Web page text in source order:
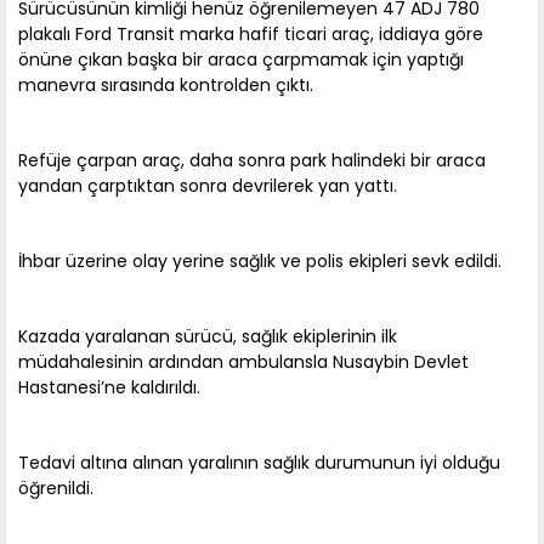
Sürücüsünün kimliği henüz öğrenilemeyen 47 ADJ 780
plakalı Ford Transit marka hafif ticari araç, iddiaya göre
önüne çıkan başka bir araca çarpmamak için yaptığı
manevra sırasında kontrolden çıktı.
Refüje çarpan araç, daha sonra park halindeki bir araca
yandan çarptıktan sonra devrilerek yan yattı.
İhbar üzerine olay yerine sağlık ve polis ekipleri sevk edildi.
Kazada yaralanan sürücü, sağlık ekiplerinin ilk
müdahalesinin ardından ambulansla Nusaybin Devlet
Hastanesi’ne kaldırıldı.
Tedavi altına alınan yaralının sağlık durumunun iyi olduğu
öğrenildi.